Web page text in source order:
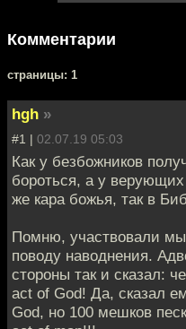
Комментарии
cтраницы: 1
hgh »
#1 | 02.07.19 05:03
Как у безбожников
бороться, а у верующих
же кара божья, так в
Помню, участвовали мы
поводу наводнения.
стороны так и сказал:
act of God! Да, сказал
God, но 100 мешков